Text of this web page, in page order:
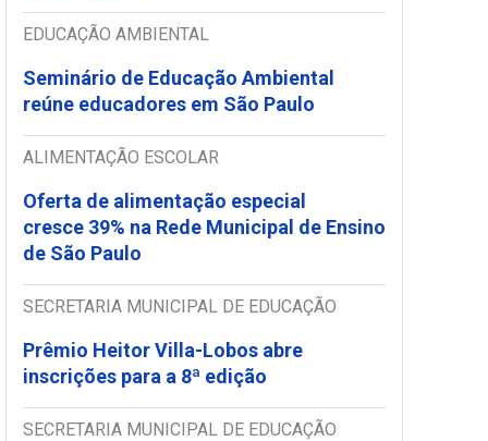
EDUCAÇÃO AMBIENTAL
Seminário de Educação Ambiental
reúne educadores em São Paulo
ALIMENTAÇÃO ESCOLAR
Oferta de alimentação especial
cresce 39% na Rede Municipal de Ensino
de São Paulo
SECRETARIA MUNICIPAL DE EDUCAÇÃO
Prêmio Heitor Villa-Lobos abre
inscrições para a 8ª edição
SECRETARIA MUNICIPAL DE EDUCAÇÃO